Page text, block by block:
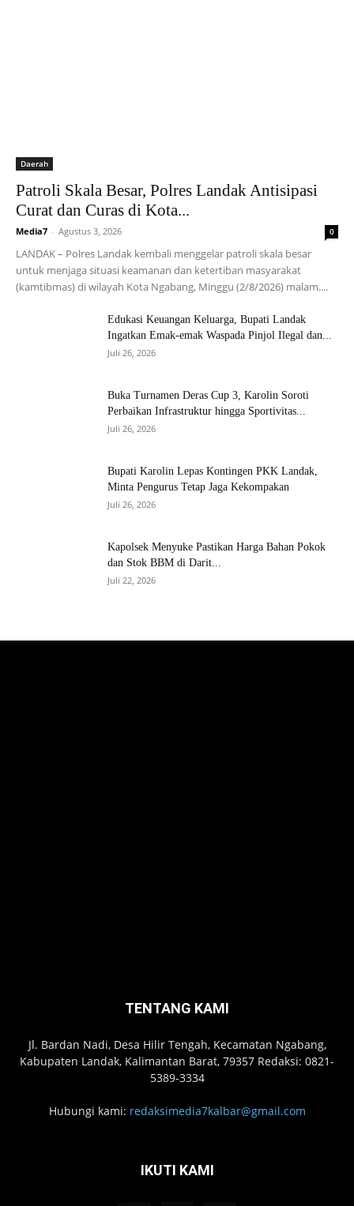
Daerah
Patroli Skala Besar, Polres Landak Antisipasi
Curat dan Curas di Kota...
Media7 - Agustus 3, 2026 0
LANDAK – Polres Landak kembali menggelar patroli skala besar
untuk menjaga situasi keamanan dan ketertiban masyarakat
(kamtibmas) di wilayah Kota Ngabang, Minggu (2/8/2026) malam....
Edukasi Keuangan Keluarga, Bupati Landak
Ingatkan Emak-emak Waspada Pinjol Ilegal dan...
Juli 26, 2026
Buka Turnamen Deras Cup 3, Karolin Soroti
Perbaikan Infrastruktur hingga Sportivitas...
Juli 26, 2026
Bupati Karolin Lepas Kontingen PKK Landak,
Minta Pengurus Tetap Jaga Kekompakan
Juli 26, 2026
Kapolsek Menyuke Pastikan Harga Bahan Pokok
dan Stok BBM di Darit...
Juli 22, 2026
TENTANG KAMI
Jl. Bardan Nadi, Desa Hilir Tengah, Kecamatan Ngabang,
Kabupaten Landak, Kalimantan Barat, 79357 Redaksi: 0821-
5389-3334
Hubungi kami: redaksimedia7kalbar@gmail.com
IKUTI KAMI